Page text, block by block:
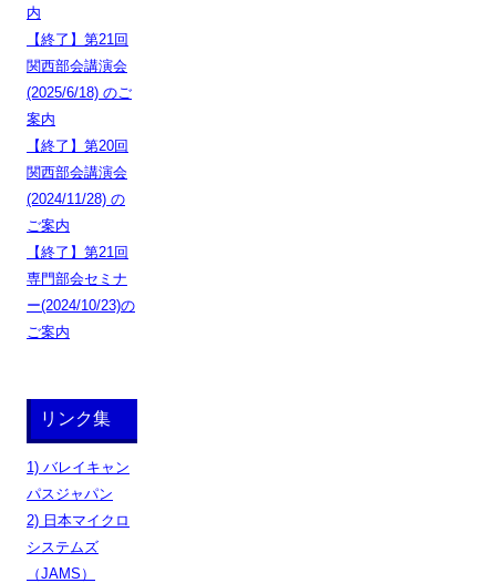
内
【終了】第21回
関西部会講演会
(2025/6/18) のご
案内
【終了】第20回
関西部会講演会
(2024/11/28) の
ご案内
【終了】第21回
専門部会セミナ
ー(2024/10/23)の
ご案内
リンク集
1) バレイキャン
パスジャパン
2) 日本マイクロ
システムズ
（JAMS）